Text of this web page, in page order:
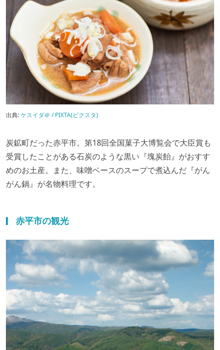
出典:ケスイダ＠ / PIXTA(ピクスタ)
炭鉱町だった赤平市。第18回全国菓子大博覧会で大臣賞も
受賞したことがある石炭のような黒い『塊炭飴』がおすす
めのお土産。また、味噌ベースのスープで煮込んだ『がん
がん鍋』が名物料理です。
赤平市の観光